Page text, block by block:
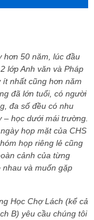
hơn 50 năm, lúc đầu
lớp Anh văn và Pháp
nhất cũng hơn năm
đã lớn tuổi, có người
đa số đều có nhu
– học dưới mái trường.
họp mặt của CHS
họp riêng lẻ cũng
cảnh của từng
và muốn gặp
Học Chợ Lách (kể cả
B) yêu cầu chúng tôi